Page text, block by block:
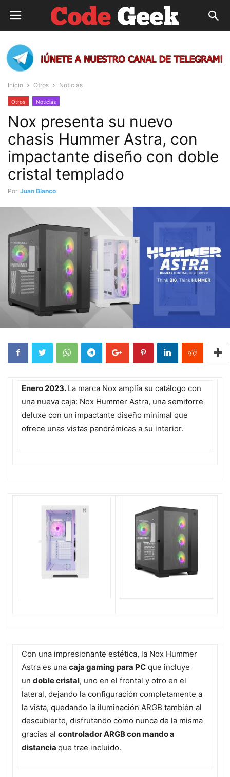
Inicio Otros Noticias
Otros Noticias
Nox presenta su nuevo
chasis Hummer Astra, con
impactante diseño con doble
cristal templado
Por Juan Blanco
Enero 2023. La marca Nox amplía su catálogo con
una nueva caja: Nox Hummer Astra, una semitorre
deluxe con un impactante diseño minimal que
ofrece unas vistas panorámicas a su interior.
Con una impresionante estética, la Nox Hummer
Astra es una caja gaming para PC que incluye
un doble cristal, uno en el frontal y otro en el
lateral, dejando la configuración completamente a
la vista, quedando la iluminación ARGB también al
descubierto, disfrutando como nunca de la misma
gracias al controlador ARGB con mando a
distancia que trae incluido.